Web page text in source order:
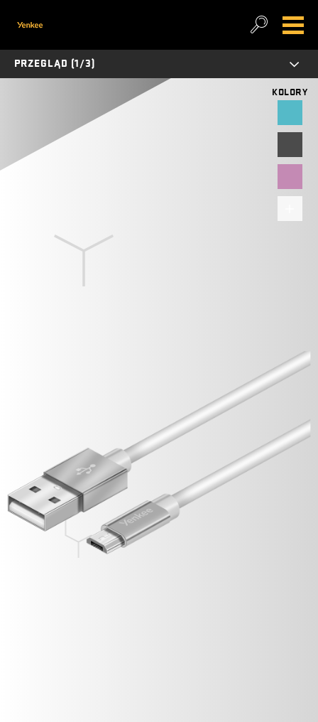
KOLORY
PRZEGLĄD (1/3)